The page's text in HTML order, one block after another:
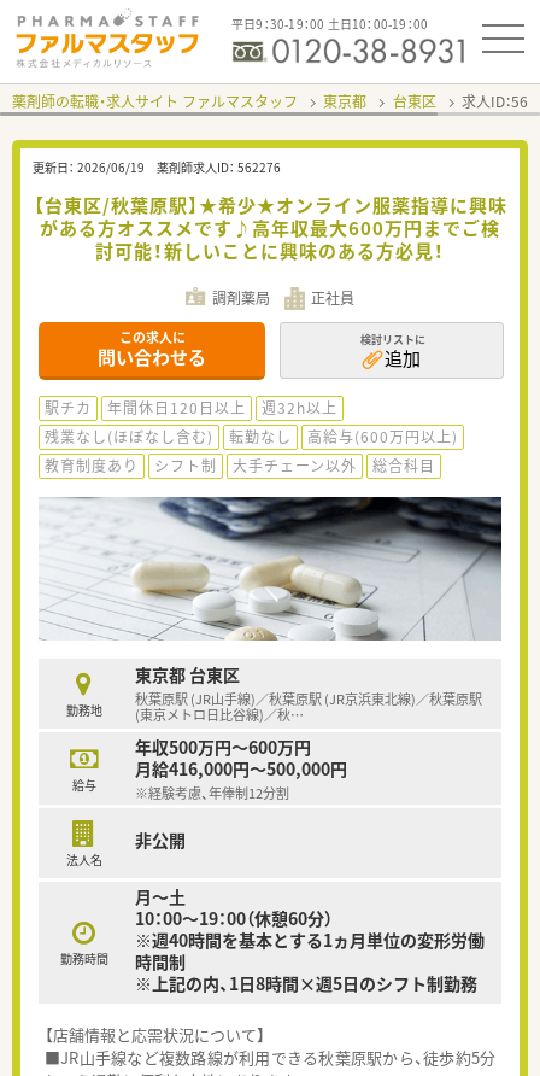
平日9：30-19：00 土日10：00-19：00
薬剤師の転職・求人サイト ファルマスタッフ 東京都 台東区 求人ID：
更新日： 2026/06/19 薬剤師求人ID： 562276
【台東区/秋葉原駅】★希少★オンライン服薬指導に興味
がある方オススメです♪高年収最大600万円までご検
討可能！新しいことに興味のある方必見！
調剤薬局 正社員
この求人に
問い合わせる
検討リストに
追加
駅チカ 年間休日120日以上
週32h以上
残業なし(ほぼなし含む)
転勤なし
高給与(600万円以上)
教育制度あり
シフト制 大手チェーン以外 総合科目
勤務地
東京都 台東区
秋葉原駅 (JR山手線)／秋葉原駅 (JR京浜東北線)／秋葉原駅
(東京メトロ日比谷線)／秋…
給与
年収500万円～600万円
月給416,000円～500,000円
※経験考慮、年俸制12分割
法人名
非公開
勤務時間
月～土
10：00～19：00（休憩60分）
※週40時間を基本とする1ヵ月単位の変形労働
時間制
※上記の内、1日8時間×週5日のシフト制勤務
【店舗情報と応需状況について】
■JR山手線など複数路線が利用できる秋葉原駅から、徒歩約5分